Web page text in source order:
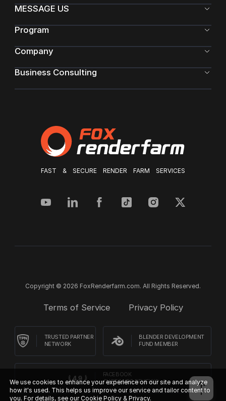
FAST & SECURE RENDER FARM SERVICES
MESSAGE US
Program
Company
Business Consulting
Copyright © 2026 FoxRenderfarm.com. All Rights Reserved.
Terms of Service Privacy Policy
TRUSTED PARTNER
NETWORK
BLENDER DEVELOPMENT
FUND MEMBER
FACEBOOK
CUSTOMER REVIEWS
We use cookies to enhance your experience on our site and analyze
how it's used. This helps us improve our service and tailor content to
you. For details, see ourCookie Policy & Privacy.